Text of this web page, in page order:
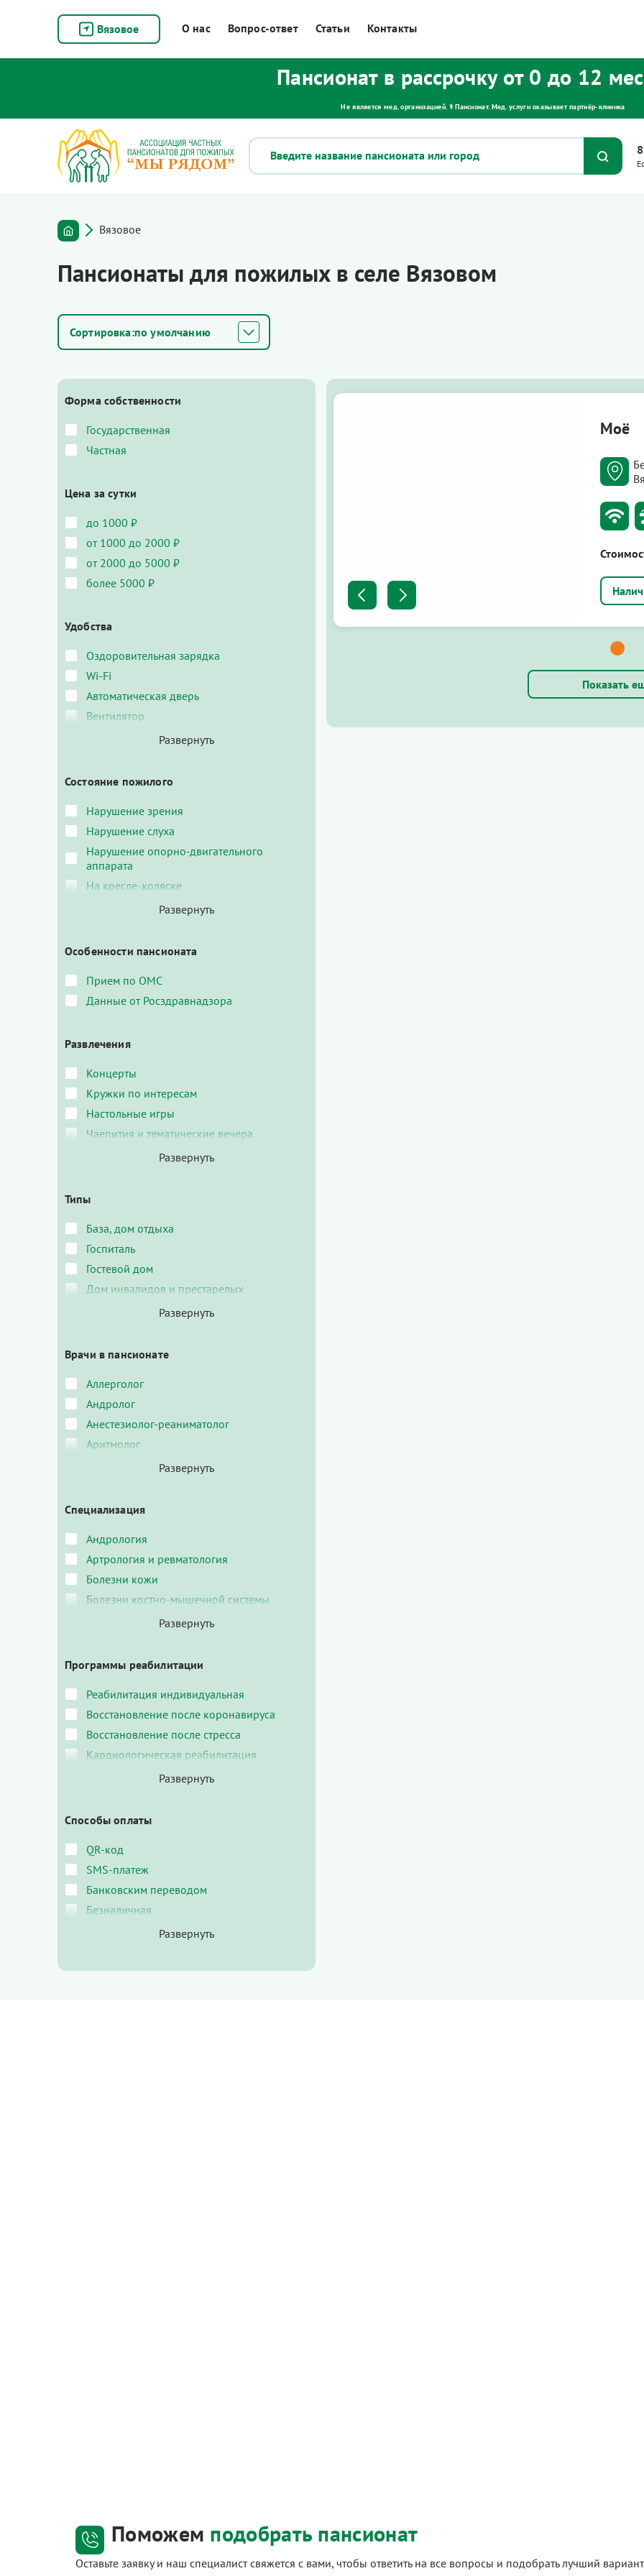
Вязовое О нас Вопрос-ответ Статьи Контакты
Пансионат в рассрочку от 0 до 12
Не является мед. организацией. ⚕ Пансионат. Мед. услуги оказывает партнёр‑клиника
Вязовое
Пансионаты для пожилых в селе Вязовом
по умолчанию
Моё
Показать
Форма собственности
Государственная
Частная
Цена за сутки
до 1000 ₽
от 1000 до 2000 ₽
от 2000 до 5000 ₽
более 5000 ₽
Удобства
Оздоровительная зарядка
Wi-Fi
Автоматическая дверь
Вентилятор
Состояние пожилого
Нарушение зрения
Нарушение слуха
Нарушение опорно-двигательного
аппарата
На кресле-коляске
Особенности пансионата
Прием по ОМС
Данные от Росздравнадзора
Развлечения
Концерты
Кружки по интересам
Настольные игры
Чаепития и тематические вечера
Типы
База, дом отдыха
Госпиталь
Гостевой дом
Дом инвалидов и престарелых
Врачи в пансионате
Аллерголог
Андролог
Анестезиолог-реаниматолог
Аритмолог
Специализация
Андрология
Артрология и ревматология
Болезни кожи
Болезни костно-мышечной системы
Программы реабилитации
Реабилитация индивидуальная
Восстановление после коронавируса
Восстановление после стресса
Кардиологическая реабилитация
Способы оплаты
QR-код
SMS-платеж
Банковским переводом
Безналичная
Поможем подобрать пансионат
Оставьте заявку и наш специалист свяжется с вами, чтобы ответить на все вопросы и подобрать лучший